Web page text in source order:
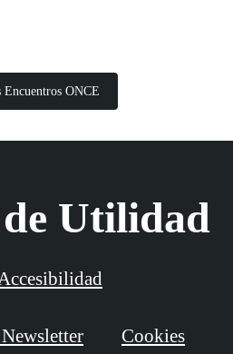
Encuentros ONCE
Utilidad
Cookies